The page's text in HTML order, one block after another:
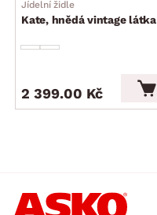
Jídelní židle
Kate, hnědá vintage látka
2 399.00 Kč